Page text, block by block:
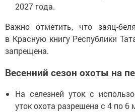
2027 года.
Важно отметить, что заяц-
в Красную книгу Республики
запрещена.
Весенний сезон охоты на
На селезней уток с
уток охота разрешена с 4 по 6